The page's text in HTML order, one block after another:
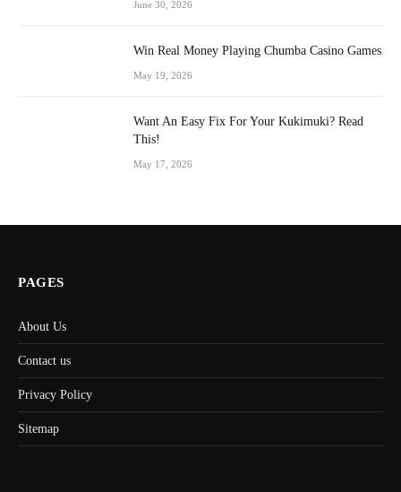
June 30, 2026
Win Real Money Playing Chumba Casino Games
May 19, 2026
Want An Easy Fix For Your Kukimuki? Read
This!
May 17, 2026
PAGES
About Us
Contact us
Privacy Policy
Sitemap